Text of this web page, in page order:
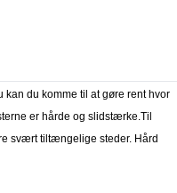
du komme til at gøre rent hvor
er hårde og slidstærke.Til
svært tiltængelige steder. Hård